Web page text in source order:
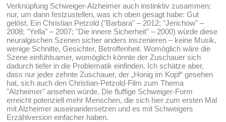
Verknüpfung Schweiger-Alzheimer auch instinktiv zusammen;
nur, um dann festzustellen, was ich oben gesagt habe: Gut
gelöst. Ein Christian Petzold ("Barbara" – 2012; "Jerichow" –
2008; "Yella" – 2007; "Die innere Sicherheit" – 2000) würde diese
neuralgischen Szenen sicher anders inszenieren – keine Musik,
wenige Schnitte, Gesichter, Betroffenheit. Womöglich wäre die
Szene einfühlsamer, womöglich könnte der Zuschauer sich
dadurch tiefer in die Problematik einfinden. Ich schätze aber,
dass nur jeder zehnte Zuschauer, der „Honig im Kopf“ gesehen
hat, sich auch den Christian-Petzold-Film zum Thema
"Alzheimer" ansehen würde. Die fluffige Schweiger-Form
erreicht potenziell mehr Menschen, die sich hier zum ersten Mal
mit Alzheimer auseinandersetzen und es mit Schweigers
Erzählversion einfacher haben.